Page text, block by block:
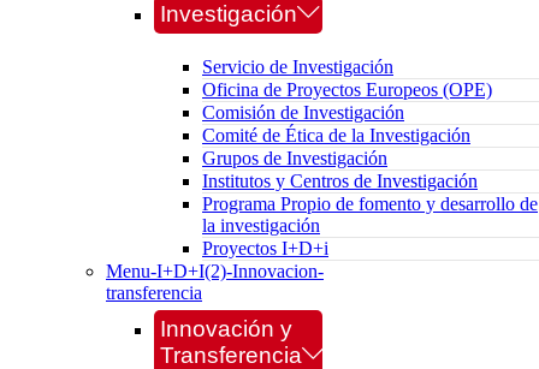
Investigación
Servicio de Investigación
Oficina de Proyectos Europeos (OPE)
Comisión de Investigación
Comité de Ética de la Investigación
Grupos de Investigación
Institutos y Centros de Investigación
Programa Propio de fomento y desarrollo de
la investigación
Proyectos I+D+i
Menu-I+D+I(2)-Innovacion-
transferencia
Innovación y
Transferencia